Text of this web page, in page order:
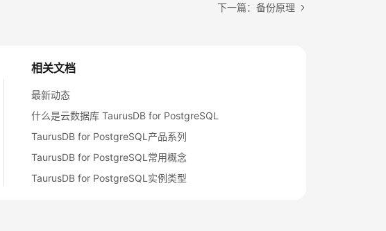
下一篇：备份原理
相关文档
最新动态
什么是云数据库 TaurusDB for PostgreSQL
TaurusDB for PostgreSQL产品系列
TaurusDB for PostgreSQL常用概念
TaurusDB for PostgreSQL实例类型